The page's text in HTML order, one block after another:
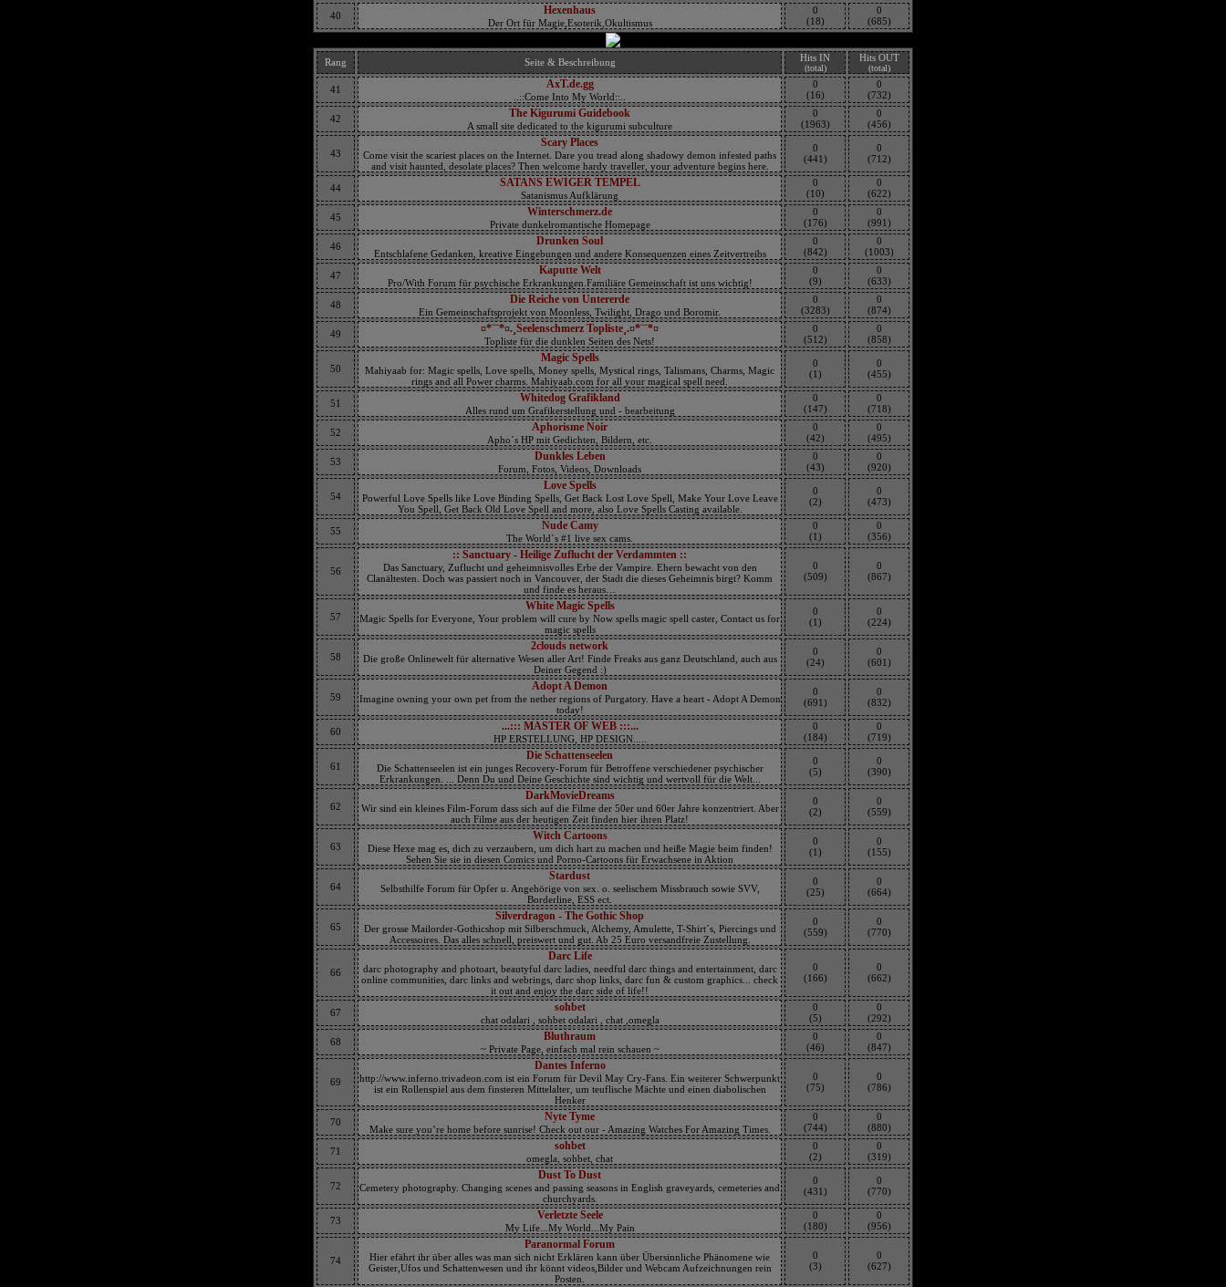
40 Hexenhaus
Der Ort für Magie,Esoterik,Okultismus
0
(18)
0
(685)
Rang Seite & Beschreibung Hits IN
(total)
Hits OUT
(total)
41 AxT.de.gg
..::Come Into My World::..
0
(16)
0
(732)
42 The Kigurumi Guidebook
A small site dedicated to the kigurumi subculture
0
(1963)
0
(456)
43
Scary Places
Come visit the scariest places on the Internet. Dare you tread along shadowy demon infested paths
and visit haunted, desolate places? Then welcome hardy traveller, your adventure begins here.
0
(441)
0
(712)
44 SATANS EWIGER TEMPEL
Satanismus Aufklärung
0
(10)
0
(622)
45 Winterschmerz.de
Private dunkelromantische Homepage
0
(176)
0
(991)
46 Drunken Soul
Entschlafene Gedanken, kreative Eingebungen und andere Konsequenzen eines Zeitvertreibs
0
(842)
0
(1003)
47 Kaputte Welt
Pro/With Forum für psychische Erkrankungen.Familiäre Gemeinschaft ist uns wichtig!
0
(9)
0
(633)
48 Die Reiche von Untererde
Ein Gemeinschaftsprojekt von Moonless, Twilight, Drago und Boromir.
0
(3283)
0
(874)
49 ¤*¨¨*¤.¸Seelenschmerz Topliste¸.¤*¨¨*¤
Topliste für die dunklen Seiten des Nets!
0
(512)
0
(858)
50
Magic Spells
Mahiyaab for: Magic spells, Love spells, Money spells, Mystical rings, Talismans, Charms, Magic
rings and all Power charms. Mahiyaab.com for all your magical spell need.
0
(1)
0
(455)
51 Whitedog Grafikland
Alles rund um Grafikerstellung und - bearbeitung
0
(147)
0
(718)
52 Aphorisme Noir
Apho´s HP mit Gedichten, Bildern, etc.
0
(42)
0
(495)
53 Dunkles Leben
Forum, Fotos, Videos, Downloads
0
(43)
0
(920)
54
Love Spells
Powerful Love Spells like Love Binding Spells, Get Back Lost Love Spell, Make Your Love Leave
You Spell, Get Back Old Love Spell and more, also Love Spells Casting available.
0
(2)
0
(473)
55 Nude Camy
The World`s #1 live sex cams.
0
(1)
0
(356)
56
:: Sanctuary - Heilige Zuflucht der Verdammten ::
Das Sanctuary, Zuflucht und geheimnisvolles Erbe der Vampire. Ehern bewacht von den
Clanältesten. Doch was passiert noch in Vancouver, der Stadt die dieses Geheimnis birgt? Komm
und finde es heraus…
0
(509)
0
(867)
57
White Magic Spells
Magic Spells for Everyone, Your problem will cure by Now spells magic spell caster, Contact us for
magic spells
0
(1)
0
(224)
58
2clouds network
Die große Onlinewelt für alternative Wesen aller Art! Finde Freaks aus ganz Deutschland, auch aus
Deiner Gegend :)
0
(24)
0
(601)
59
Adopt A Demon
Imagine owning your own pet from the nether regions of Purgatory. Have a heart - Adopt A Demon
today!
0
(691)
0
(832)
60 ...::: MASTER OF WEB :::...
HP ERSTELLUNG, HP DESIGN.....
0
(184)
0
(719)
61
Die Schattenseelen
Die Schattenseelen ist ein junges Recovery-Forum für Betroffene verschiedener psychischer
Erkrankungen. ... Denn Du und Deine Geschichte sind wichtig und wertvoll für die Welt...
0
(5)
0
(390)
62
DarkMovieDreams
Wir sind ein kleines Film-Forum dass sich auf die Filme der 50er und 60er Jahre konzentriert. Aber
auch Filme aus der heutigen Zeit finden hier ihren Platz!
0
(2)
0
(559)
63
Witch Cartoons
Diese Hexe mag es, dich zu verzaubern, um dich hart zu machen und heiße Magie beim finden!
Sehen Sie sie in diesen Comics und Porno-Cartoons für Erwachsene in Aktion
0
(1)
0
(155)
64
Stardust
Selbsthilfe Forum für Opfer u. Angehörige von sex. o. seelischem Missbrauch sowie SVV,
Borderline, ESS ect.
0
(25)
0
(664)
65
Silverdragon - The Gothic Shop
Der grosse Mailorder-Gothicshop mit Silberschmuck, Alchemy, Amulette, T-Shirt´s, Piercings und
Accessoires. Das alles schnell, preiswert und gut. Ab 25 Euro versandfreie Zustellung.
0
(559)
0
(770)
66
Darc Life
darc photography and photoart, beautyful darc ladies, needful darc things and entertainment, darc
online communities, darc links and webrings, darc shop links, darc fun & custom graphics... check
it out and enjoy the darc side of life!!
0
(166)
0
(662)
67 sohbet
chat odalari , sohbet odalari , chat ,omegla
0
(5)
0
(292)
68 Bluthraum
~ Private Page, einfach mal rein schauen ~
0
(46)
0
(847)
69
Dantes Inferno
http://www.inferno.trivadeon.com ist ein Forum für Devil May Cry-Fans. Ein weiterer Schwerpunkt
ist ein Rollenspiel aus dem finsteren Mittelalter, um teuflische Mächte und einen diabolischen
Henker
0
(75)
0
(786)
70 Nyte Tyme
Make sure you’re home before sunrise! Check out our - Amazing Watches For Amazing Times.
0
(744)
0
(880)
71 sohbet
omegla, sohbet, chat
0
(2)
0
(319)
72
Dust To Dust
Cemetery photography. Changing scenes and passing seasons in English graveyards, cemeteries and
churchyards.
0
(431)
0
(770)
73 Verletzte Seele
My Life...My World...My Pain
0
(180)
0
(956)
74
Paranormal Forum
Hier efährt ihr über alles was man sich nicht Erklären kann über Übersinnliche Phänomene wie
Geister,Ufos und Schattenwesen und ihr könnt videos,Bilder und Webcam Aufzeichnungen rein
Posten.
0
(3)
0
(627)